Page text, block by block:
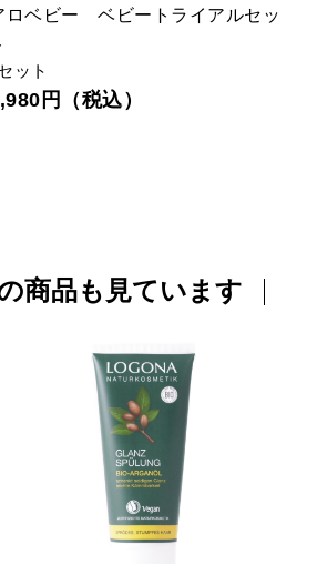
ロベビー ベビートライアルセッ
ット
円（税込）
商品も見ています